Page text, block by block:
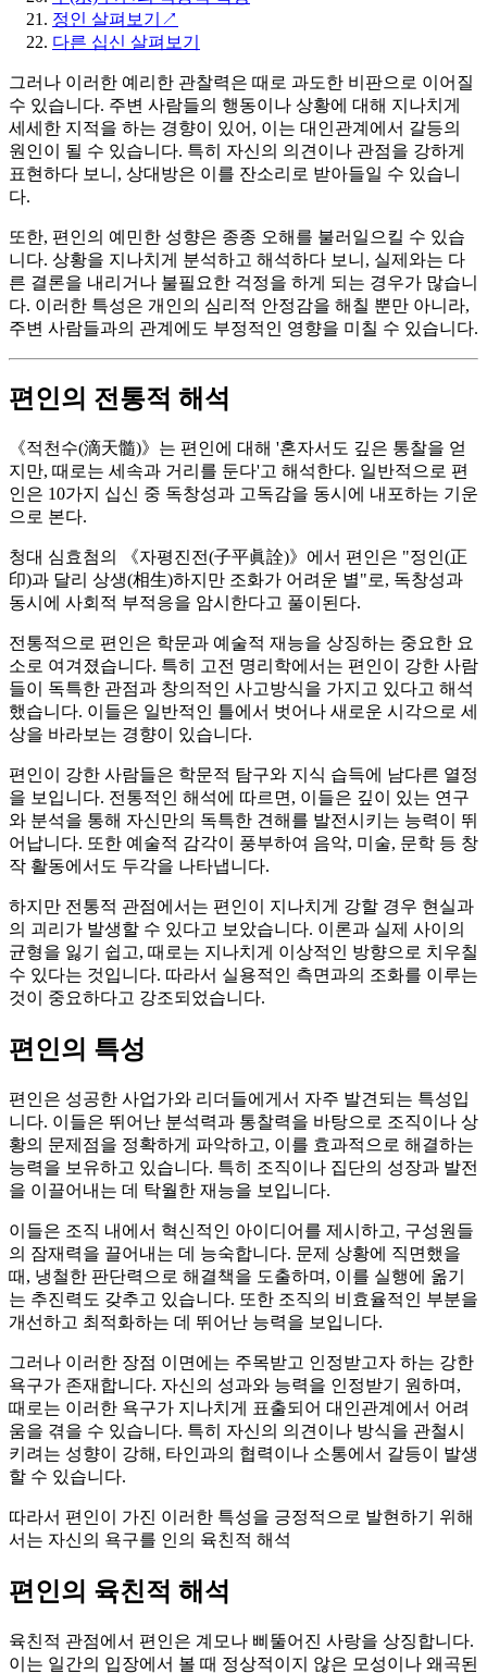
정인 살펴보기↗️
다른 십신 살펴보기
그러나 이러한 예리한 관찰력은 때로 과도한 비판으로 이어질
수 있습니다. 주변 사람들의 행동이나 상황에 대해 지나치게
세세한 지적을 하는 경향이 있어, 이는 대인관계에서 갈등의
원인이 될 수 있습니다. 특히 자신의 의견이나 관점을 강하게
표현하다 보니, 상대방은 이를 잔소리로 받아들일 수 있습니
다.
또한, 편인의 예민한 성향은 종종 오해를 불러일으킬 수 있습
니다. 상황을 지나치게 분석하고 해석하다 보니, 실제와는 다
른 결론을 내리거나 불필요한 걱정을 하게 되는 경우가 많습니
다. 이러한 특성은 개인의 심리적 안정감을 해칠 뿐만 아니라,
주변 사람들과의 관계에도 부정적인 영향을 미칠 수 있습니다.
편인의 전통적 해석
《적천수(滴天髓)》는 편인에 대해 '혼자서도 깊은 통찰을 얻
지만, 때로는 세속과 거리를 둔다'고 해석한다. 일반적으로 편
인은 10가지 십신 중 독창성과 고독감을 동시에 내포하는 기운
으로 본다.
청대 심효첨의 《자평진전(子平眞詮)》에서 편인은 "정인(正
印)과 달리 상생(相生)하지만 조화가 어려운 별"로, 독창성과
동시에 사회적 부적응을 암시한다고 풀이된다.
전통적으로 편인은 학문과 예술적 재능을 상징하는 중요한 요
소로 여겨졌습니다. 특히 고전 명리학에서는 편인이 강한 사람
들이 독특한 관점과 창의적인 사고방식을 가지고 있다고 해석
했습니다. 이들은 일반적인 틀에서 벗어나 새로운 시각으로 세
상을 바라보는 경향이 있습니다.
편인이 강한 사람들은 학문적 탐구와 지식 습득에 남다른 열정
을 보입니다. 전통적인 해석에 따르면, 이들은 깊이 있는 연구
와 분석을 통해 자신만의 독특한 견해를 발전시키는 능력이 뛰
어납니다. 또한 예술적 감각이 풍부하여 음악, 미술, 문학 등 창
작 활동에서도 두각을 나타냅니다.
하지만 전통적 관점에서는 편인이 지나치게 강할 경우 현실과
의 괴리가 발생할 수 있다고 보았습니다. 이론과 실제 사이의
균형을 잃기 쉽고, 때로는 지나치게 이상적인 방향으로 치우칠
수 있다는 것입니다. 따라서 실용적인 측면과의 조화를 이루는
것이 중요하다고 강조되었습니다.
편인의 특성
편인은 성공한 사업가와 리더들에게서 자주 발견되는 특성입
니다. 이들은 뛰어난 분석력과 통찰력을 바탕으로 조직이나 상
황의 문제점을 정확하게 파악하고, 이를 효과적으로 해결하는
능력을 보유하고 있습니다. 특히 조직이나 집단의 성장과 발전
을 이끌어내는 데 탁월한 재능을 보입니다.
이들은 조직 내에서 혁신적인 아이디어를 제시하고, 구성원들
의 잠재력을 끌어내는 데 능숙합니다. 문제 상황에 직면했을
때, 냉철한 판단력으로 해결책을 도출하며, 이를 실행에 옮기
는 추진력도 갖추고 있습니다. 또한 조직의 비효율적인 부분을
개선하고 최적화하는 데 뛰어난 능력을 보입니다.
그러나 이러한 장점 이면에는 주목받고 인정받고자 하는 강한
욕구가 존재합니다. 자신의 성과와 능력을 인정받기 원하며,
때로는 이러한 욕구가 지나치게 표출되어 대인관계에서 어려
움을 겪을 수 있습니다. 특히 자신의 의견이나 방식을 관철시
키려는 성향이 강해, 타인과의 협력이나 소통에서 갈등이 발생
할 수 있습니다.
따라서 편인이 가진 이러한 특성을 긍정적으로 발현하기 위해
서는 자신의 욕구를 인의 육친적 해석
편인의 육친적 해석
육친적 관점에서 편인은 계모나 삐뚤어진 사랑을 상징합니다.
이는 일간의 입장에서 볼 때 정상적이지 않은 모성이나 왜곡된